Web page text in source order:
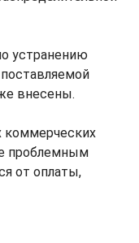
устранению
внесены.
коммерческих
проблемным
от оплаты,